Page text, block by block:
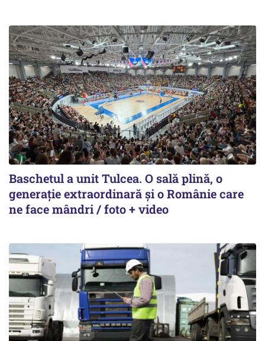
Baschetul a unit Tulcea. O sală plină, o
generație extraordinară și o Românie care
ne face mândri / foto + video